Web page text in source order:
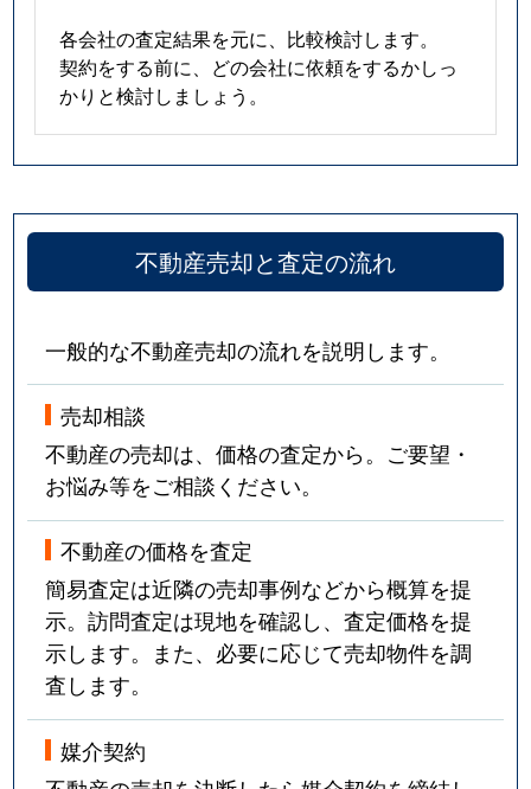
各会社の査定結果を元に、比較検討します。
契約をする前に、どの会社に依頼をするかしっ
かりと検討しましょう。
不動産売却と査定の流れ
一般的な不動産売却の流れを説明します。
売却相談
不動産の売却は、価格の査定から。ご要望・
お悩み等をご相談ください。
不動産の価格を査定
簡易査定は近隣の売却事例などから概算を提
示。訪問査定は現地を確認し、査定価格を提
示します。また、必要に応じて売却物件を調
査します。
媒介契約